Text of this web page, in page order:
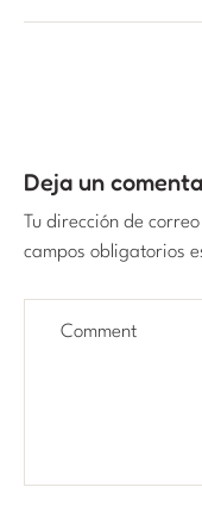
Deja un
Tu dirección de
campos obligatorios